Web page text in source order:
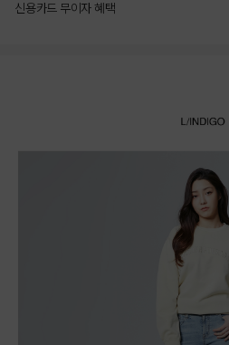
신용카드 무이자 혜택